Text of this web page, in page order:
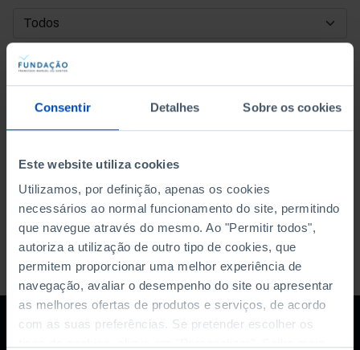
Consentir Detalhes Sobre os cookies
Este website utiliza cookies
Utilizamos, por definição, apenas os cookies
necessários ao normal funcionamento do site, permitindo
que navegue através do mesmo. Ao "Permitir todos",
autoriza a utilização de outro tipo de cookies, que
permitem proporcionar uma melhor experiência de
navegação, avaliar o desempenho do site ou apresentar
as melhores ofertas de produtos e serviços, de acordo
com as suas preferências. Se pretender escolher os
DATA DE INÍCIO
DATA DE FIM